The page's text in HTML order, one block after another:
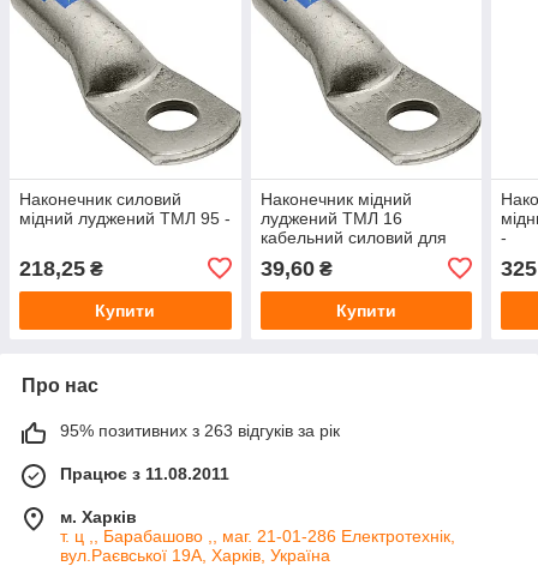
Наконечник силовий
мідний луджений ТМЛ 95 -
218,25 ₴
Купити
Наконечник мідний
луджений ТМЛ 16
кабельний силовий для
39,60₴
Купити
-
Про нас
95% позитивних з 263 відгуків за рік
Працює з 11.08.2011
м. Харків
т. ц ,, Барабашово ,, маг. 21-01-286 Електротехнік,
вул.Раєвської 19А, Харків, Україна